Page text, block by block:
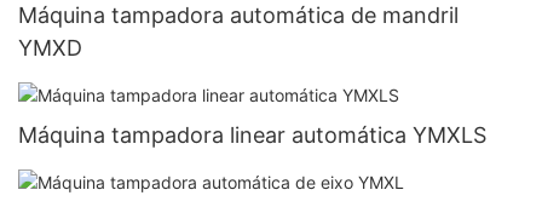
Máquina tampadora automática de mandril
YMXD
Máquina tampadora linear automática YMXLS